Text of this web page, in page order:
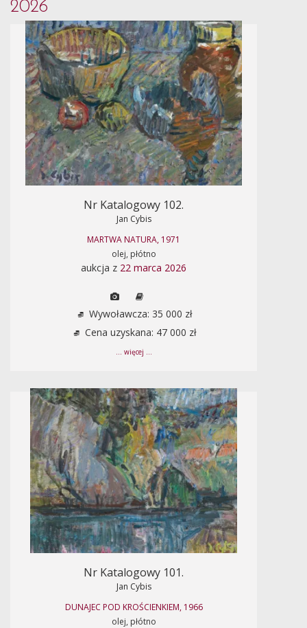
2026
Nr Katalogowy 102.
Jan Cybis
MARTWA NATURA, 1971
olej, płótno
aukcja z 22 marca 2026
Wywoławcza: 35 000 zł
Cena uzyskana: 47 000 zł
... więcej ...
Nr Katalogowy 101.
Jan Cybis
DUNAJEC POD KROŚCIENKIEM, 1966
olej, płótno